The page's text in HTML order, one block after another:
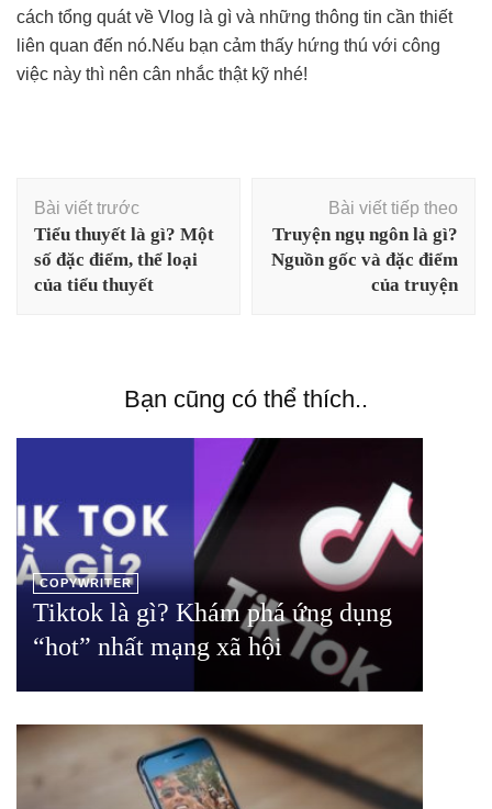
cách tổng quát về Vlog là gì và những thông tin cần thiết
liên quan đến nó.Nếu bạn cảm thấy hứng thú với công
việc này thì nên cân nhắc thật kỹ nhé!
hướng
bài
viết
Bài viết trước
Tiểu thuyết là gì? Một
số đặc điểm, thể loại
của tiểu thuyết
Bài viết tiếp theo
Truyện ngụ ngôn là gì?
Nguồn gốc và đặc điểm
của truyện
Bạn cũng có thể thích..
COPYWRITER
Tiktok là gì? Khám phá ứng dụng
“hot” nhất mạng xã hội